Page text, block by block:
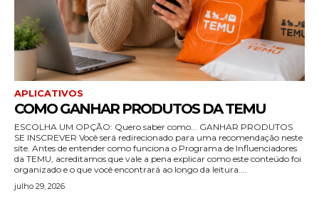
APLICATIVOS
COMO GANHAR PRODUTOS DA TEMU
ESCOLHA UM OPÇÃO: Quero saber como... GANHAR PRODUTOS
SE INSCREVER Você será redirecionado para uma recomendação neste
site. Antes de entender como funciona o Programa de Influenciadores
da TEMU, acreditamos que vale a pena explicar como este conteúdo foi
organizado e o que você encontrará ao longo da leitura....
julho 29, 2026